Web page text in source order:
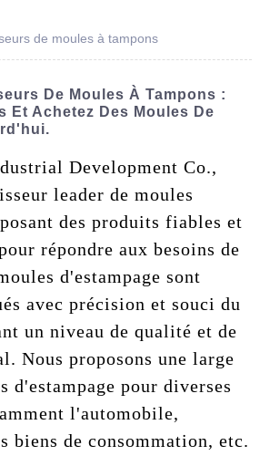
de moules à tampons
De Moules À Tampons :
Et Achetez Des Moules De
Development Co.,
leader de moules
des produits fiables et
répondre aux besoins de
d'estampage sont
avec précision et souci du
un niveau de qualité et de
Nous proposons une large
d'estampage pour diverses
l'automobile,
biens de consommation, etc.